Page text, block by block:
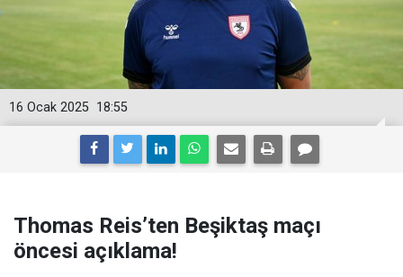
18:55
16 Ocak 2025
Thomas Reis’ten Beşiktaş maçı
öncesi açıklama!